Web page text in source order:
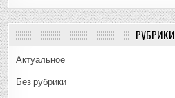
РУБРИКИ
Актуальное
Без рубрики